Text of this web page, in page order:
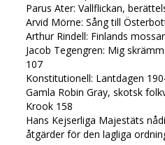
Parus Ater: Vallflickan,
Arvid Mörne: Sång till
Arthur Rindell: Finlands
Jacob Tegengren: Mig
107
Konstitutionell: Lantdagen
Gamla Robin Gray, skotsk
Krook 158
Hans Kejserliga Majestäts
åtgärder för den lagliga